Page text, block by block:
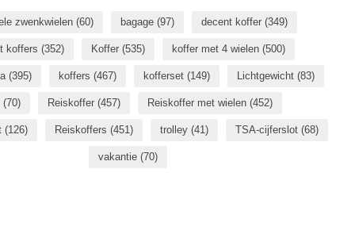
zwenkwielen (60) bagage (97) decent koffer (349)
koffers (352) Koffer (535) koffer met 4 wielen (500)
(395) koffers (467) kofferset (149) Lichtgewicht (83)
(70) Reiskoffer (457) Reiskoffer met wielen (452)
(126) Reiskoffers (451) trolley (41) TSA-cijferslot (68)
vakantie (70)